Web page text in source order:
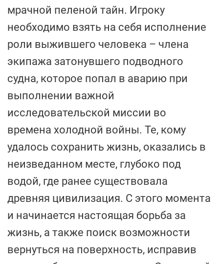
мрачной пеленой тайн. Игроку
необходимо взять на себя исполнение
роли выжившего человека – члена
экипажа затонувшего подводного
судна, которое попал в аварию при
выполнении важной
исследовательской миссии во
времена холодной войны. Те, кому
удалось сохранить жизнь, оказались в
неизведанном месте, глубоко под
водой, где ранее существовала
древняя цивилизация. С этого момента
и начинается настоящая борьба за
жизнь, а также поиск возможности
вернуться на поверхность, исправив